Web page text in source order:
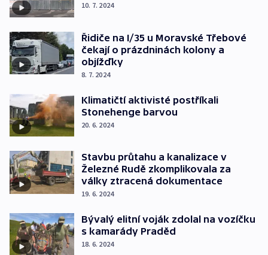
10. 7. 2024
Řidiče na I/35 u Moravské Třebové
čekají o prázdninách kolony a
objížďky
8. 7. 2024
Klimatičtí aktivisté postříkali
Stonehenge barvou
20. 6. 2024
Stavbu průtahu a kanalizace v
Železné Rudě zkomplikovala za
války ztracená dokumentace
19. 6. 2024
Bývalý elitní voják zdolal na vozíčku
s kamarády Praděd
18. 6. 2024